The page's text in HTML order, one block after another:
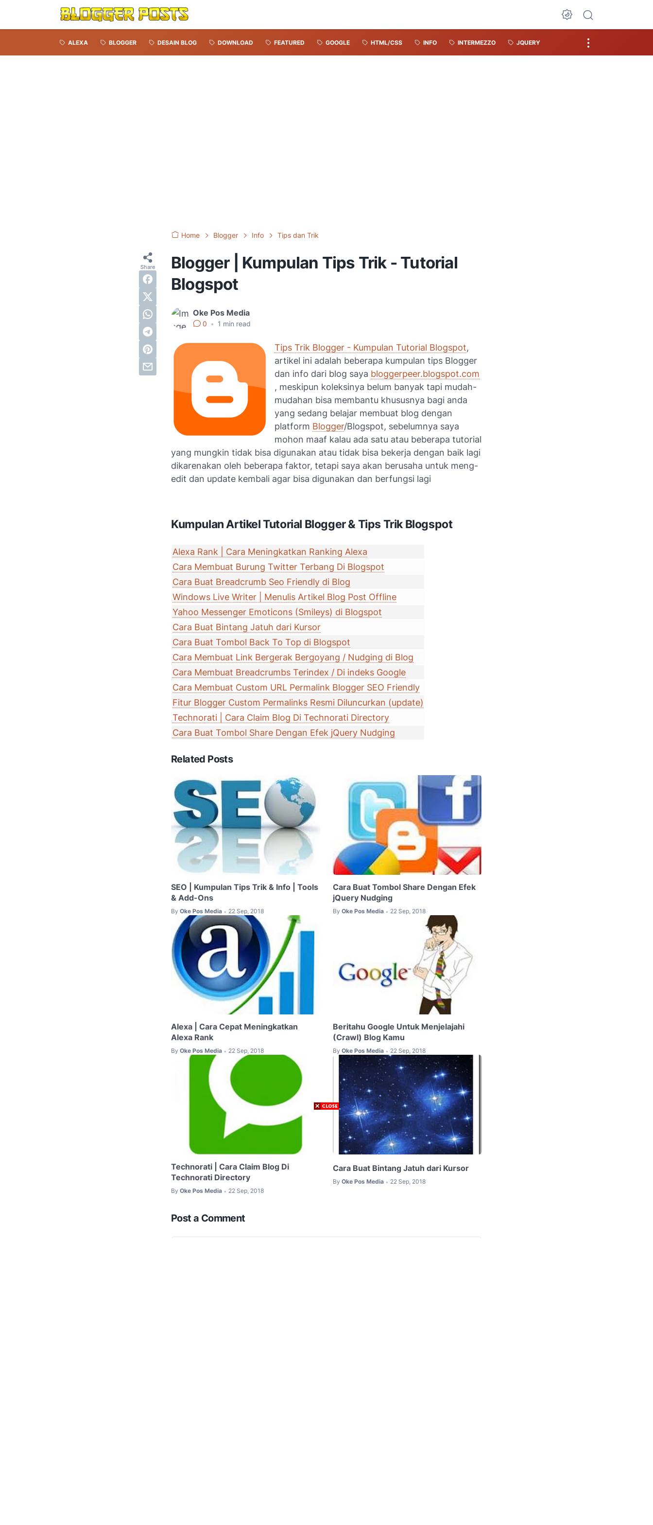
ALEXA BLOGGER DESAIN BLOG DOWNLOAD FEATURED GOOGLE HTML/CSS INFO INTERMEZZO JQUERY
Home Blogger Info Tips dan Trik
Blogger | Kumpulan Tips Trik - Tutorial
Blogspot
Oke Pos Media
0 • 1 min read
Tips Trik Blogger - Kumpulan Tutorial Blogspot,
artikel ini adalah beberapa kumpulan tips Blogger
dan info dari blog saya bloggerpeer.blogspot.com
, meskipun koleksinya belum banyak tapi mudah-
mudahan bisa membantu khususnya bagi anda
yang sedang belajar membuat blog dengan
platform Blogger/Blogspot, sebelumnya saya
mohon maaf kalau ada satu atau beberapa tutorial
yang mungkin tidak bisa digunakan atau tidak bisa bekerja dengan baik lagi
dikarenakan oleh beberapa faktor, tetapi saya akan berusaha untuk meng-
edit dan update kembali agar bisa digunakan dan berfungsi lagi
Kumpulan Artikel Tutorial Blogger & Tips Trik Blogspot
Alexa Rank | Cara Meningkatkan Ranking Alexa
Cara Membuat Burung Twitter Terbang Di Blogspot
Cara Buat Breadcrumb Seo Friendly di Blog
Windows Live Writer | Menulis Artikel Blog Post Offline
Yahoo Messenger Emoticons (Smileys) di Blogspot
Cara Buat Bintang Jatuh dari Kursor
Cara Buat Tombol Back To Top di Blogspot
Cara Membuat Link Bergerak Bergoyang / Nudging di Blog
Cara Membuat Breadcrumbs Terindex / Di indeks Google
Cara Membuat Custom URL Permalink Blogger SEO Friendly
Fitur Blogger Custom Permalinks Resmi Diluncurkan (update)
Technorati | Cara Claim Blog Di Technorati Directory
Cara Buat Tombol Share Dengan Efek jQuery Nudging
Related Posts
SEO | Kumpulan Tips Trik & Info | Tools
& Add-Ons
By Oke Pos Media • 22 Sep, 2018
Cara Buat Tombol Share Dengan Efek
jQuery Nudging
By Oke Pos Media • 22 Sep, 2018
Alexa | Cara Cepat Meningkatkan
Alexa Rank
By Oke Pos Media • 22 Sep, 2018
Beritahu Google Untuk Menjelajahi
(Crawl) Blog Kamu
By Oke Pos Media • 22 Sep, 2018
Technorati | Cara Claim Blog Di
Technorati Directory
By Oke Pos Media • 22 Sep, 2018
Cara Buat Bintang Jatuh dari Kursor
By Oke Pos Media • 22 Sep, 2018
Post a Comment